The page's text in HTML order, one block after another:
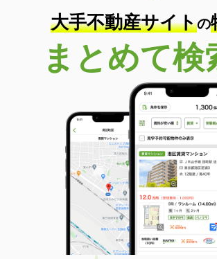
大手不動産サイトの
まとめて検